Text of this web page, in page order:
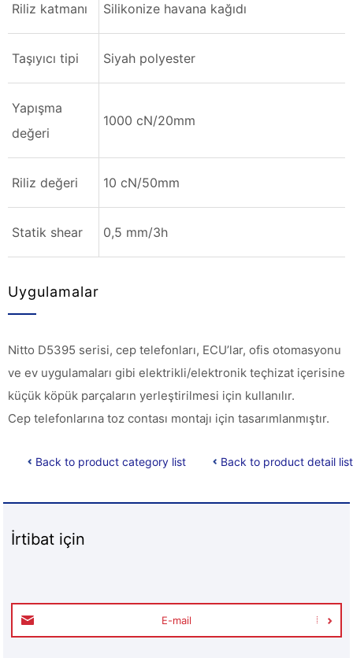
Riliz katmanı Silikonize havana kağıdı
Taşıyıcı tipi Siyah polyester
Yapışma
değeri
1000 cN/20mm
Riliz değeri 10 cN/50mm
Statik shear 0,5 mm/3h
Uygulamalar
Nitto D5395 serisi, cep telefonları, ECU’lar, ofis otomasyonu
ve ev uygulamaları gibi elektrikli/elektronik teçhizat içerisine
küçük köpük parçaların yerleştirilmesi için kullanılır.
Cep telefonlarına toz contası montajı için tasarımlanmıştır.
Back to product category list Back to product detail list
İrtibat için
E-mail